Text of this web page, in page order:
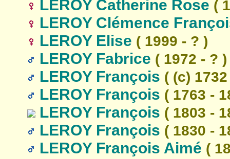
LEROY Catherine Rose (
LEROY Clémence
LEROY Elise ( 1999 - ? )
LEROY Fabrice ( 1972 - ? )
LEROY François ( (c)
LEROY François ( 1763 -
LEROY François ( 1803 -
LEROY François ( 1830 -
LEROY François Aimé (